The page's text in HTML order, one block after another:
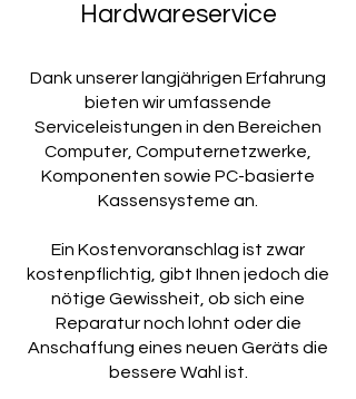
Hardwareservice
Dank unserer langjährigen Erfahrung
bieten wir umfassende
Serviceleistungen in den Bereichen
Computer, Computernetzwerke,
Komponenten sowie PC-basierte
Kassensysteme an.
Ein Kostenvoranschlag ist zwar
kostenpflichtig, gibt Ihnen jedoch die
nötige Gewissheit, ob sich eine
Reparatur noch lohnt oder die
Anschaffung eines neuen Geräts die
bessere Wahl ist.